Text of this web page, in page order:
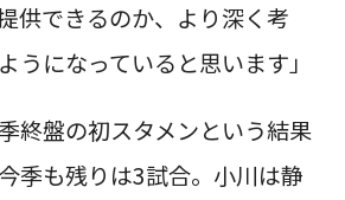
供できるのか、より深く考
うになっていると思います」
終盤の初スタメンという結果
季も残りは3試合。小川は静